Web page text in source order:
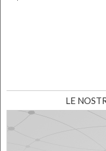
LE